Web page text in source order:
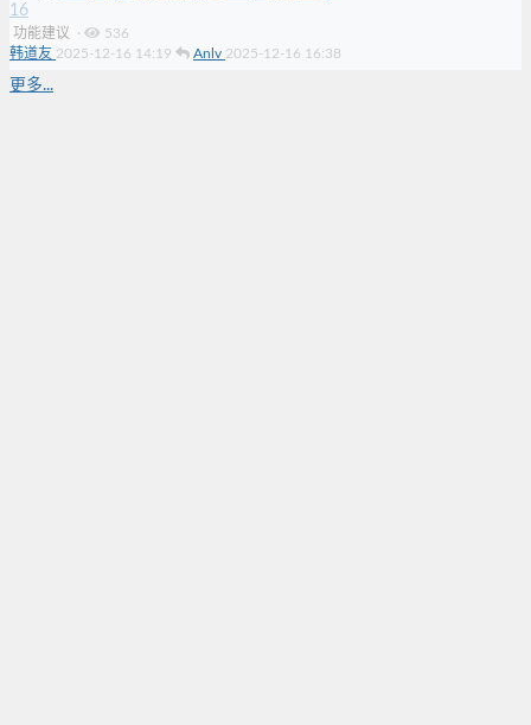
16
功能建议 ·
536
韩道友 2025-12-16 14:19 Anlv 2025-12-16 16:38
更多...